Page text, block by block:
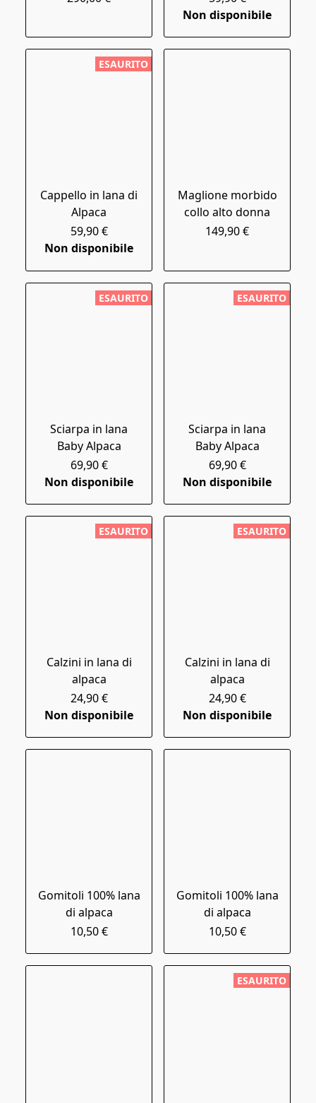
Non disponibile
ESAURITO
Cappello in lana di
Alpaca
59,90 €
Non disponibile
Maglione morbido
collo alto donna
149,90 €
ESAURITO
Sciarpa in lana
Baby Alpaca
69,90 €
Non disponibile
ESAURITO
Sciarpa in lana
Baby Alpaca
69,90 €
Non disponibile
ESAURITO
Calzini in lana di
alpaca
24,90 €
Non disponibile
ESAURITO
Calzini in lana di
alpaca
24,90 €
Non disponibile
Gomitoli 100% lana
di alpaca
10,50 €
Gomitoli 100% lana
di alpaca
10,50 €
ESAURITO